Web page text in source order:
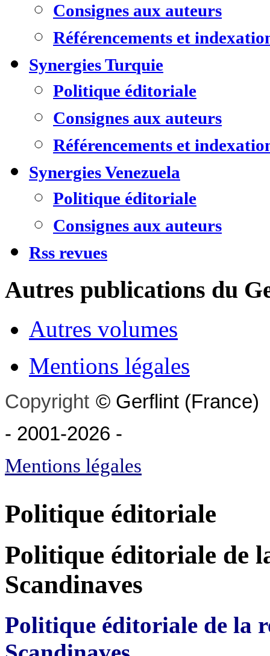
Consignes aux auteurs
Référencements et
Synergies Turquie
Politique éditoriale
Consignes aux auteurs
Référencements et
Synergies Venezuela
Politique éditoriale
Consignes aux auteurs
Rss revues
Autres publications du
Autres volumes
Mentions légales
Copyright © Gerflint (France)
- 2001-2026 -
Mentions légales
Politique éditoriale
Politique éditoriale de
Scandinaves
Politique éditoriale de la